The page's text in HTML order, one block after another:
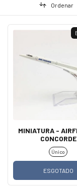
Ordenar
MINIATURA -
CONCORDE
Único
ESGOTADO